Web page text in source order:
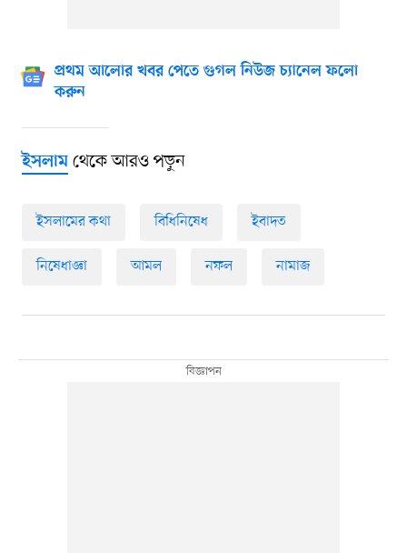
প্রথম আলোর খবর পেতে গুগল নিউজ চ্যানেল ফলো
করুন
ইসলামথেকে আরও পড়ুন
ইসলামের কথা বিধিনিষেধ ইবাদত
নিষেধাজ্ঞা আমল নফল নামাজ